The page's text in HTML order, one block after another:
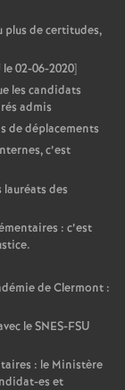
plus de certitudes,
02-06-2020]
les candidats
admis
de déplacements
c’est
des
: c’est
de Clermont :
le SNES-FSU
: le Ministère
es et